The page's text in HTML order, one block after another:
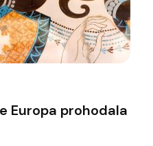
Europa prohodala